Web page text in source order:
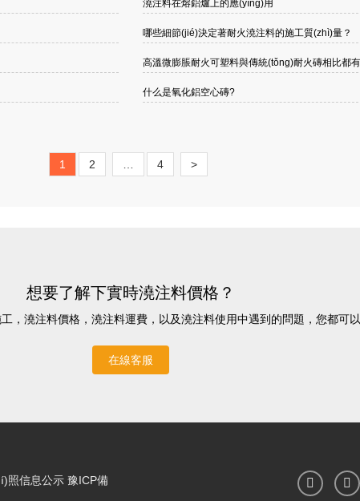
澆注料在熔鋁爐上的應(yīng)用
哪些細節(jié)決定著耐火澆注料的施工質(zhì)量？
高溫微膨脹耐火可塑料與傳統(tǒng)耐火磚相比都
什么是氧化鋁空心磚?
1 2 4 >
想要了解下實時澆注料價格？
，澆注料價格，澆注料運費，以及澆注料使用中遇到的問題，您都可
在線客服
照信息公示 豫ICP備